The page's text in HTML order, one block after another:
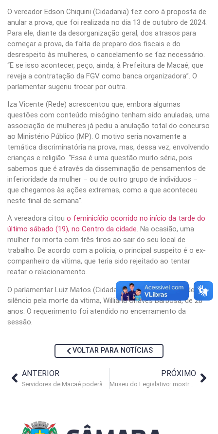
O vereador Edson Chiquini (Cidadania) fez coro à proposta de
anular a prova, que foi realizada no dia 13 de outubro de 2024.
Para ele, diante da desorganização geral, dos atrasos para
começar a prova, da falta de preparo dos fiscais e do
desrespeito às mulheres, o cancelamento se faz necessário.
“E se isso acontecer, peço, ainda, à Prefeitura de Macaé, que
reveja a contratação da FGV como banca organizadora”. O
parlamentar sugeriu trocar por outra.
Iza Vicente (Rede) acrescentou que, embora algumas
questões com conteúdo misógino tenham sido anuladas, uma
associação de mulheres já pediu a anulação total do concurso
ao Ministério Público (MP). O motivo seria novamente a
temática discriminatória na prova, mas, dessa vez, envolvendo
crianças e religião. “Essa é uma questão muito séria, pois
sabemos que é através da disseminação de pensamentos de
inferioridade da mulher – ou de outro grupo de indivíduos –
que chegamos às ações extremas, como a que aconteceu
neste final de semana”.
A vereadora citou o feminicídio ocorrido no início da tarde do
último sábado (19), no Centro da cidade. Na ocasião, uma
mulher foi morta com três tiros ao sair do seu local de
trabalho. De acordo com a polícia, o principal suspeito é o ex-
companheiro da vítima, que teria sido rejeitado ao tentar
reatar o relacionamento.
O parlamentar Luiz Matos (Cidadania) pediu um minuto de
silêncio pela morte da vítima, Williana Chaves Barbosa, de 28
anos. O requerimento foi atendido no encerramento da
sessão.
VOLTAR PARA NOTÍCIAS
ANTERIOR PRÓXIMO
Museu do Legislativo: mostra A Casa e o Tempo supera 2,5 mil visitantes